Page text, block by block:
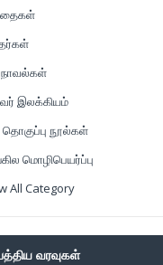
இலக்கியம்
தொகுப்பு நூல்கள்
மொழிபெயர்ப்பு
All Category
வரவுகள்